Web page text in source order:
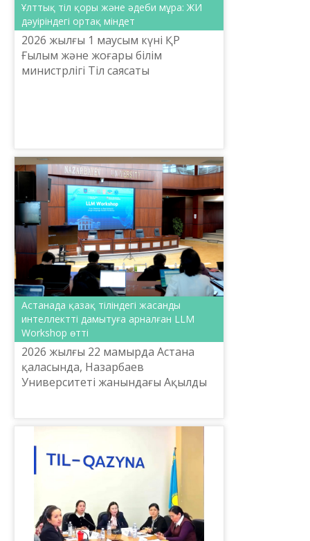
Ұлттық тіл қоры және әдеби мұра: ЖИ
дәуіріндегі ортақ міндет
2026 жылғы 1 маусым күні ҚР
Ғылым және жоғары білім
министрлігі Тіл саясаты
Астанада қазақ тіліндегі жасанды
интеллектті дамытуға арналған LLM
Workshop өтті
2026 жылғы 22 мамырда Астана
қаласында, Назарбаев
Университеті жанындағы Ақылды
қазақ тілінің цифрлық кеңістіктег...